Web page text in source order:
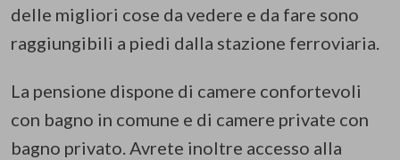
delle migliori cose da vedere e da fare sono
raggiungibili a piedi dalla stazione ferroviaria.
La pensione dispone di camere confortevoli
con bagno in comune e di camere private con
bagno privato. Avrete inoltre accesso alla